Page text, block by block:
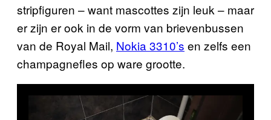
stripfiguren – want mascottes zijn leuk – maar
er zijn er ook in de vorm van brievenbussen
van de Royal Mail, Nokia 3310’s en zelfs een
champagnefles op ware grootte.